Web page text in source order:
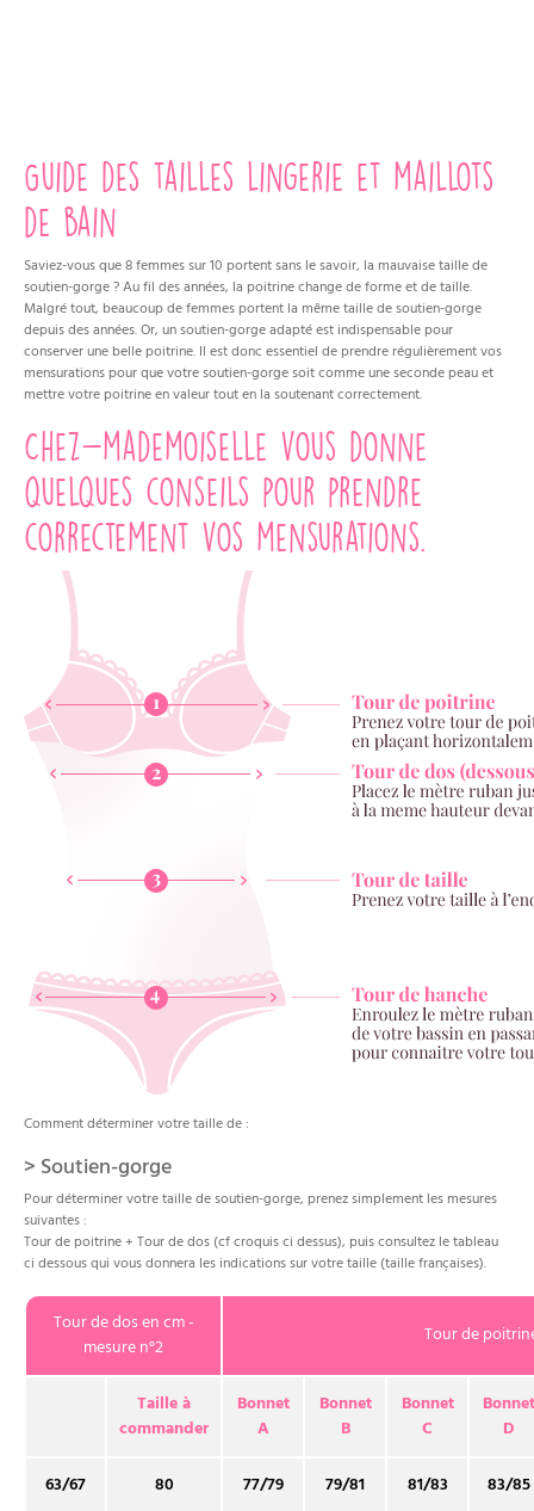
Guide des tailles lingerie et maillots
de bain
Saviez-vous que 8 femmes sur 10 portent sans le savoir, la mauvaise taille de
soutien-gorge ? Au fil des années, la poitrine change de forme et de taille.
Malgré tout, beaucoup de femmes portent la même taille de soutien-gorge
depuis des années. Or, un soutien-gorge adapté est indispensable pour
conserver une belle poitrine. Il est donc essentiel de prendre régulièrement vos
mensurations pour que votre soutien-gorge soit comme une seconde peau et
mettre votre poitrine en valeur tout en la soutenant correctement.
Chez-mademoiselle vous donne
quelques conseils pour prendre
correctement vos mensurations.
Comment déterminer votre taille de :
> Soutien-gorge
Pour déterminer votre taille de soutien-gorge, prenez simplement les mesures
suivantes :
Tour de poitrine + Tour de dos (cf croquis ci dessus), puis consultez le tableau
ci dessous qui vous donnera les indications sur votre taille (taille françaises).
Tour de dos en cm -
mesure n°2
Tour de
Taille à
commander
Bonnet
A
Bonnet
B
Bonnet
C
Bonnet
D
63/67 80 77/79 79/81 81/83 83/85